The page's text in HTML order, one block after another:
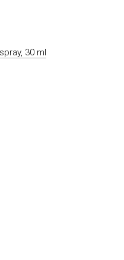
30 ml